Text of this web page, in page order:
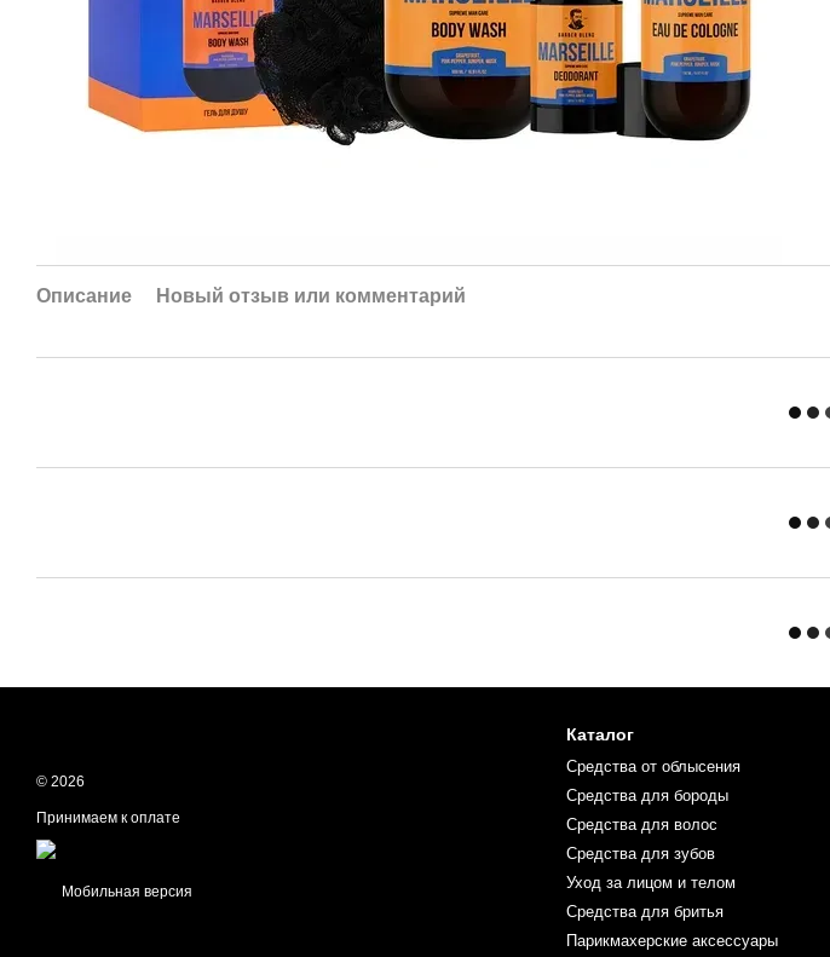
Описание Новый отзыв или комментарий
© 2026
Принимаем к оплате
Мобильная версия
Каталог
Средства от облысения
Средства для бороды
Средства для волос
Средства для зубов
Уход за лицом и телом
Средства для бритья
Парикмахерские аксессуары